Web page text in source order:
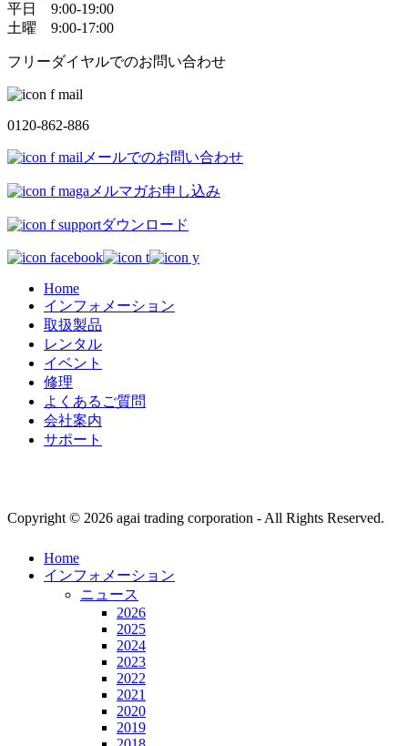
平日 9:00-19:00
土曜 9:00-17:00
フリーダイヤルでのお問い合わせ
0120-862-886
メールでのお問い合わせ
メルマガお申し込み
ダウンロード
Home
インフォメーション
取扱製品
レンタル
イベント
修理
よくあるご質問
会社案内
サポート
Copyright © 2026 agai trading corporation - All Rights Reserved.
Home
インフォメーション
ニュース
2026
2025
2024
2023
2022
2021
2020
2019